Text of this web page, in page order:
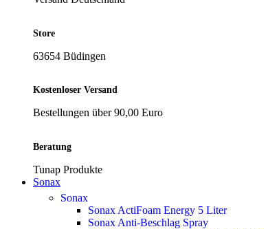
Store
63654 Büdingen
Kostenloser Versand
Bestellungen über 90,00 Euro
Beratung
Tunap Produkte
Sonax
Sonax
Sonax ActiFoam Energy 5 Liter
Sonax Anti-Beschlag Spray